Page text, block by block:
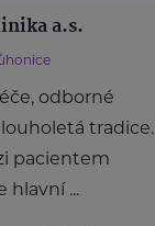
a.s.
odborné
tradice.
pacientem
hlavní ...